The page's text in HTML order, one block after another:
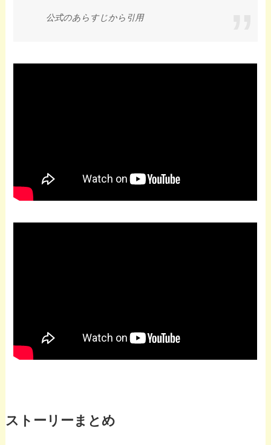
公式のあらすじから引用
ストーリーまとめ